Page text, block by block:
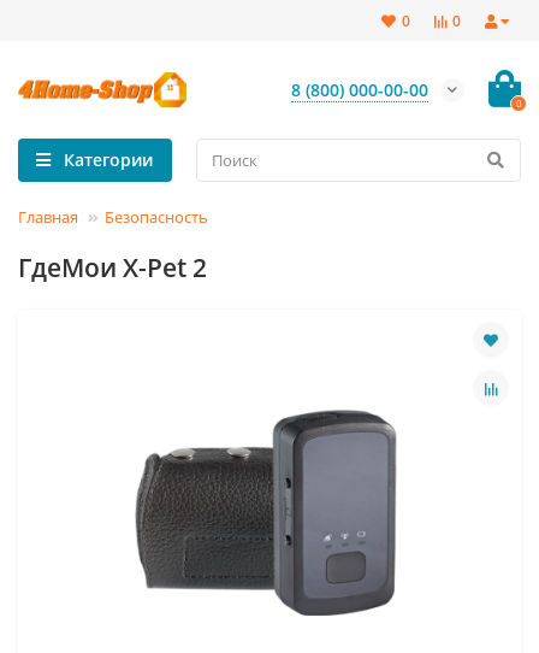
0
0
8 (800) 000-00-00
0
Категории
Главная Безопасность
ГдеМои X-Pet 2